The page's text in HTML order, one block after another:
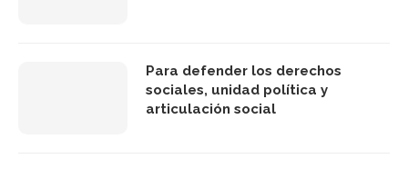
Para defender los derechos
sociales, unidad política y
articulación social